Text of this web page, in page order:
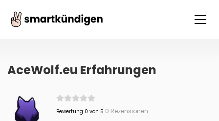
AceWolf.eu Erfahrungen
Bewertung 0 von 5 0 Rezensionen